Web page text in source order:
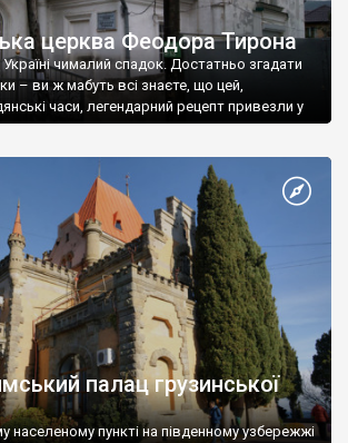
церква Феодора Тирона
чималий спадок. Достатньо згадати
– ви ж мабуть всі знаєте, що цей,
часи, легендарний рецепт привезли у
палац грузинської
пункті на південному узбережжі